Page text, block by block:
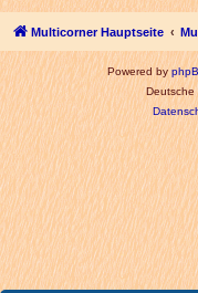
Multicorner Hauptseite
Powered by
Deutsche